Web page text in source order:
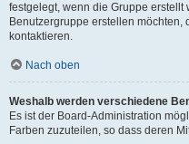
festgelegt, wenn die Gruppe erstellt
Benutzergruppe erstellen
kontaktieren.
Nach oben
Weshalb werden verschiedene
Es ist der Board-Administration
Farben zuzuteilen, so dass deren